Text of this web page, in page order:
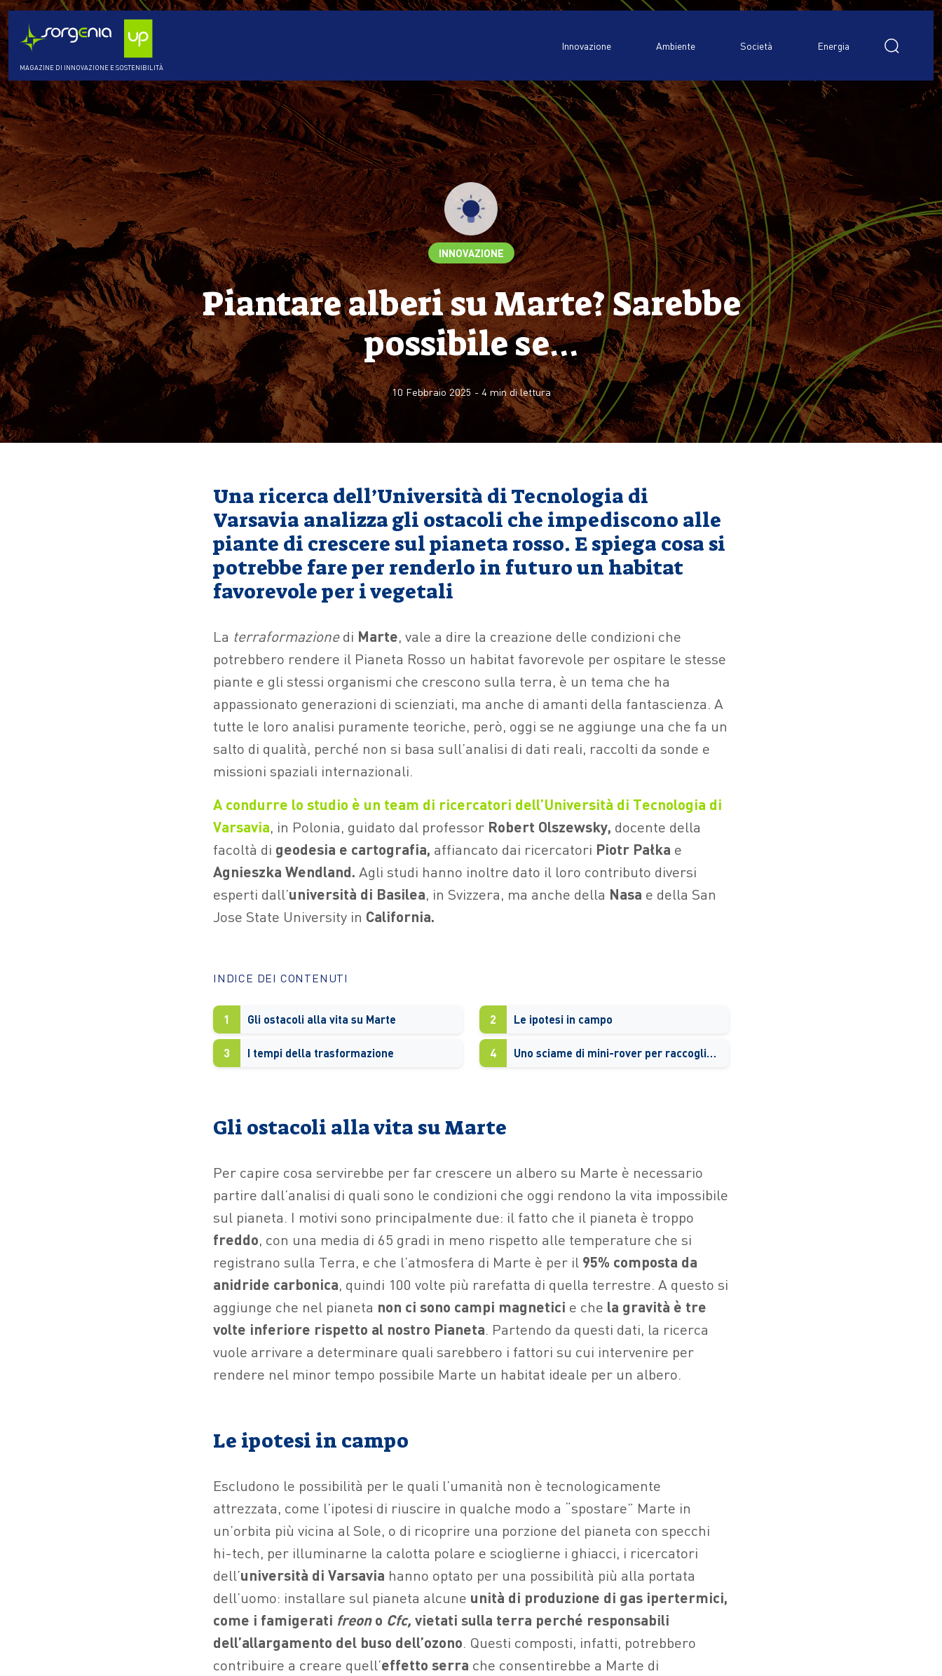
MAGAZINE DI INNOVAZIONE E SOSTENIBILITÀ
per:
Innovazione Ambiente Società Energia
INNOVAZIONE
Piantare alberi su Marte? Sarebbe
possibile se…
10 Febbraio 2025 - 4min di lettura
Una ricerca dell’Università di Tecnologia di
Varsavia analizza gli ostacoli che impediscono alle
piante di crescere sul pianeta rosso. E spiega cosa si
potrebbe fare per renderlo in futuro un habitat
favorevole per i vegetali
La terraformazionedi Marte, vale a dire la creazione delle condizioni che
potrebbero rendere il Pianeta Rosso un habitat favorevole per ospitare le stesse
piante e gli stessi organismi che crescono sulla terra, è un tema che ha
appassionato generazioni di scienziati, ma anche di amanti della fantascienza. A
tutte le loro analisi puramente teoriche, però, oggi se ne aggiunge una che fa un
salto di qualità, perché non si basa sull’analisi di dati reali, raccolti da sonde e
missioni spaziali internazionali.
A condurre lo studio è un team di ricercatori dell’Università di Tecnologia di
Varsavia, in Polonia, guidato dal professor Robert Olszewsky, docente della
facoltà di geodesia e cartografia, affiancato dai ricercatori Piotr Pałka e
Agnieszka Wendland. Agli studi hanno inoltre dato il loro contributo diversi
esperti dall’università di Basilea, in Svizzera, ma anche della Nasa e della San
Jose State University in California.
INDICE DEI CONTENUTI
1 Gli ostacoli alla vita su Marte 2 Le ipotesi in campo
3 I tempi della trasformazione 4 Uno sciame di mini-rover per raccogliere informazioni
Gli ostacoli alla vita su Marte
Per capire cosa servirebbe per far crescere un albero su Marte è necessario
partire dall’analisi di quali sono le condizioni che oggi rendono la vita impossibile
sul pianeta. I motivi sono principalmente due: il fatto che il pianeta è troppo
freddo, con una media di 65 gradi in meno rispetto alle temperature che si
registrano sulla Terra, e che l’atmosfera di Marte è per il 95% composta da
anidride carbonica, quindi 100 volte più rarefatta di quella terrestre. A questo si
aggiunge che nel pianeta non ci sono campi magnetici e che la gravità è tre
volte inferiore rispetto al nostro Pianeta. Partendo da questi dati, la ricerca
vuole arrivare a determinare quali sarebbero i fattori su cui intervenire per
rendere nel minor tempo possibile Marte un habitat ideale per un albero.
Le ipotesi in campo
Escludono le possibilità per le quali l’umanità non è tecnologicamente
attrezzata, come l’ipotesi di riuscire in qualche modo a “spostare” Marte in
un’orbita più vicina al Sole, o di ricoprire una porzione del pianeta con specchi
hi-tech, per illuminarne la calotta polare e scioglierne i ghiacci, i ricercatori
dell’università di Varsavia hanno optato per una possibilità più alla portata
dell’uomo: installare sul pianeta alcune unità di produzione di gas ipertermici,
come i famigerati freono Cfc, vietati sulla terra perché responsabili
dell’allargamento del buso dell’ozono. Questi composti, infatti, potrebbero
contribuire a creare quell’effetto serra che consentirebbe a Marte di